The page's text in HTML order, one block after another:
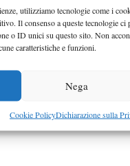
utilizziamo tecnologie come i
Il consenso a queste tecnologie ci
o ID unici su questo sito. Non
caratteristiche e funzioni.
Nega
Cookie PolicyDichiarazione sulla